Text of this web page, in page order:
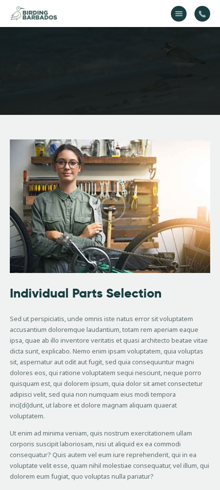
Individual Parts Selection
Sed ut perspiciatis, unde omnis iste natus error sit voluptatem
accusantium doloremque laudantium, totam rem aperiam eaque
ipsa, quae ab illo inventore veritatis et quasi architecto beatae vitae
dicta sunt, explicabo. Nemo enim ipsam voluptatem, quia voluptas
sit, aspernatur aut odit aut fugit, sed quia consequuntur magni
dolores eos, qui ratione voluptatem sequi nesciunt, neque porro
quisquam est, qui dolorem ipsum, quia dolor sit amet consectetur
adipisci velit, sed quia non numquam eius modi tempora
inci[di]dunt, ut labore et dolore magnam aliquam quaerat
voluptatem.
Ut enim ad minima veniam, quis nostrum exercitationem ullam
corporis suscipit laboriosam, nisi ut aliquid ex ea commodi
consequatur? Quis autem vel eum iure reprehenderit, qui in ea
voluptate velit esse, quam nihil molestiae consequatur, vel illum, qui
dolorem eum fugiat, quo voluptas nulla pariatur?